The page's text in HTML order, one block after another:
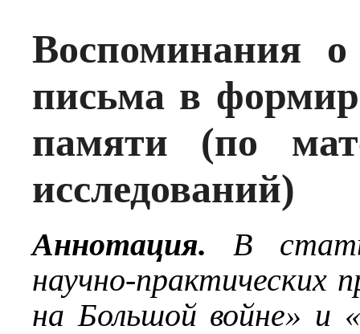
Воспоминания
письма в
памяти (по
исследований)
Аннотация. В
научно-практических
на Большой войне» и